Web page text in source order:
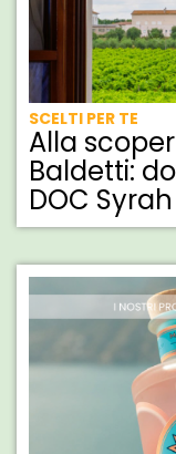
SCELTI PER TE
Alla
Baldetti:
DOC Syrah